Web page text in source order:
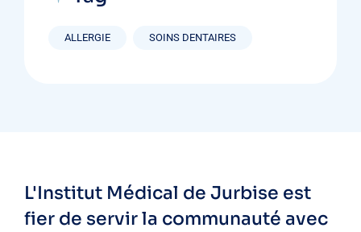
ALLERGIE SOINS DENTAIRES
L'Institut Médical de Jurbise est
fier de servir la communauté avec